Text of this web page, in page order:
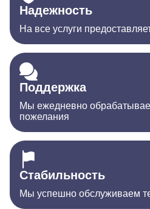
Надежность
На все услуги
Поддержка
Мы ежедневно
пожелания
Стабильность
Мы успешно обслуживаем